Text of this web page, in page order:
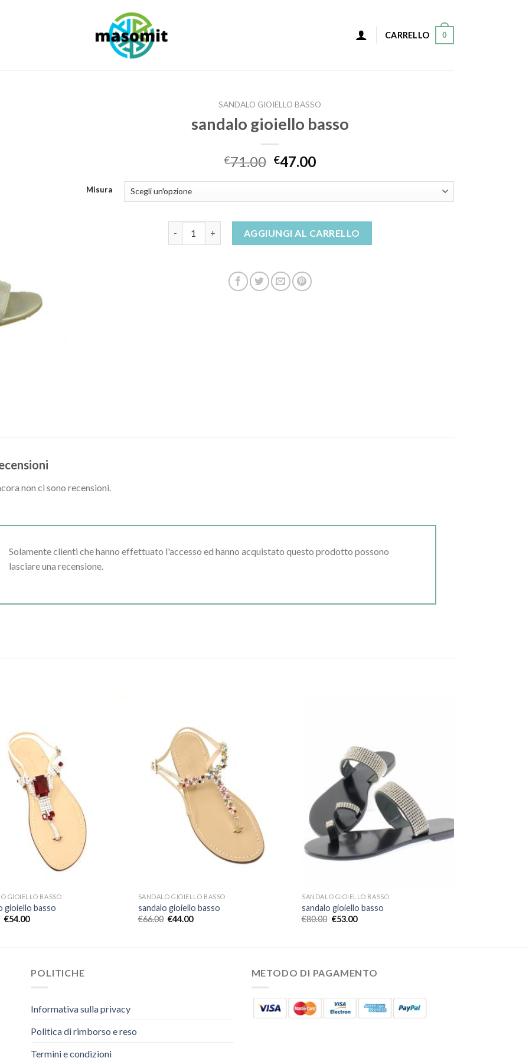
CARRELLO 0
SANDALO GIOIELLO BASSO
sandalo gioiello basso
€71.00 €47.00
Misura
AGGIUNGI AL CARRELLO
non ci sono recensioni.
Solamente clienti che hanno effettuato l'accesso ed hanno acquistato questo prodotto possono
lasciare una recensione.
GIOIELLO BASSO
gioiello basso
€54.00
SANDALO GIOIELLO BASSO
sandalo gioiello basso
€66.00 €44.00
SANDALO GIOIELLO BASSO
sandalo gioiello basso
€80.00 €53.00
POLITICHE
Informativa sulla privacy
Politica di rimborso e reso
Termini e condizioni
METODO DI PAGAMENTO